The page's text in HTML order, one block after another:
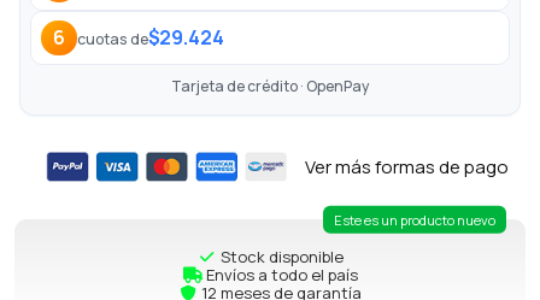
6 cuotas de$29.424
Tarjeta de crédito · OpenPay
Ver más formas de pago
Este es un producto nuevo
Stock disponible
Envíos a todo el país
12 meses de garantía